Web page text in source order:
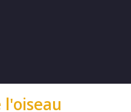
l'oiseau